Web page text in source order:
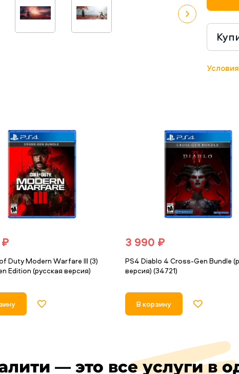
Duty Modern Warfare III (3)
Edition (русская версия)
3 990 ₽
PS4 Diablo 4 Cross-Gen Bundle
версия) (34721)
В корзину
— это все услуги в